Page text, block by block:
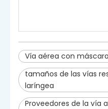
Vía aérea con
tamaños de las vías
laríngea
Proveedores de la vía